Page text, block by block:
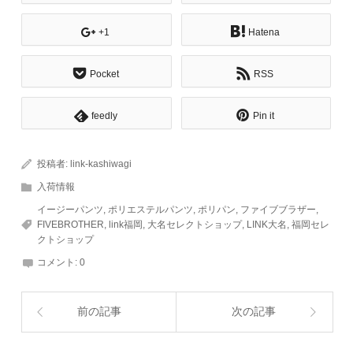
+1 Hatena
Pocket RSS
feedly Pin it
投稿者: link-kashiwagi
入荷情報
イージーパンツ,ポリエステルパンツ,ポリパン, ファイブブラザー,
FIVEBROTHER, link福岡 , 大名セレクトショップ, LINK大名 ,福岡セレ
クトショップ
コメント:0
前の記事 次の記事